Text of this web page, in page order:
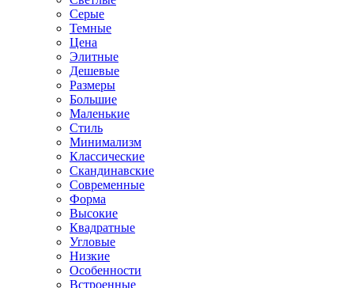
Серые
Темные
Цена
Элитные
Дешевые
Размеры
Большие
Маленькие
Стиль
Минимализм
Классические
Скандинавские
Современные
Форма
Высокие
Квадратные
Угловые
Низкие
Особенности
Встроенные